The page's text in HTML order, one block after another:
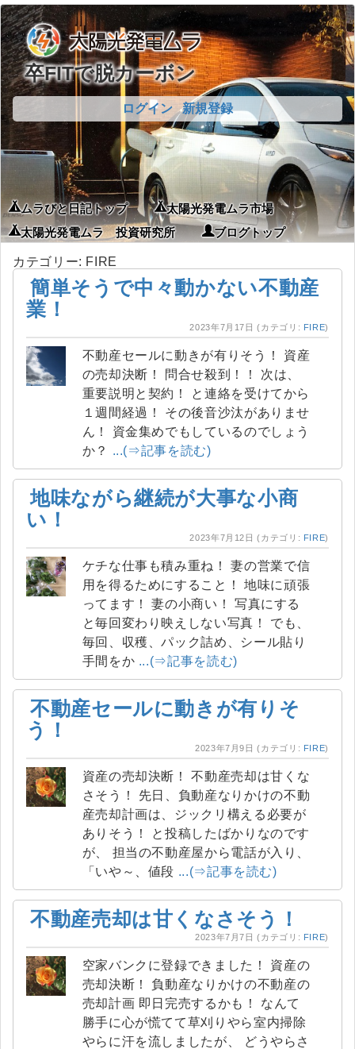
卒FITで脱カーボン
ログイン 新規登録
ムラびと日記トップ
太陽光発電ムラ市場
太陽光発電ムラ 投資研究所
ブログトップ
カテゴリー: FIRE
簡単そうで中々動かない不動産
業！
2023年7月17日 (カテゴリ: FIRE)
不動産セールに動きが有りそう！ 資産
の売却決断！ 問合せ殺到！！ 次は、
重要説明と契約！ と連絡を受けてから
１週間経過！ その後音沙汰がありませ
ん！ 資金集めでもしているのでしょう
か？ ...(⇒記事を読む)
地味ながら継続が大事な小商
い！
2023年7月12日 (カテゴリ: FIRE)
ケチな仕事も積み重ね！ 妻の営業で信
用を得るためにすること！ 地味に頑張
ってます！ 妻の小商い！ 写真にする
と毎回変わり映えしない写真！ でも、
毎回、収穫、パック詰め、シール貼り
手間をか ...(⇒記事を読む)
不動産セールに動きが有りそ
う！
2023年7月9日 (カテゴリ: FIRE)
資産の売却決断！ 不動産売却は甘くな
さそう！ 先日、負動産なりかけの不動
産売却計画は、ジックリ構える必要が
ありそう！ と投稿したばかりなのです
が、 担当の不動産屋から電話が入り、
「いや～、値段 ...(⇒記事を読む)
不動産売却は甘くなさそう！
2023年7月7日 (カテゴリ: FIRE)
空家バンクに登録できました！ 資産の
売却決断！ 負動産なりかけの不動産の
売却計画 即日完売するかも！ なんて
勝手に心が慌てて草刈りやら室内掃除
やらに汗を流しましたが、 どうやらさ